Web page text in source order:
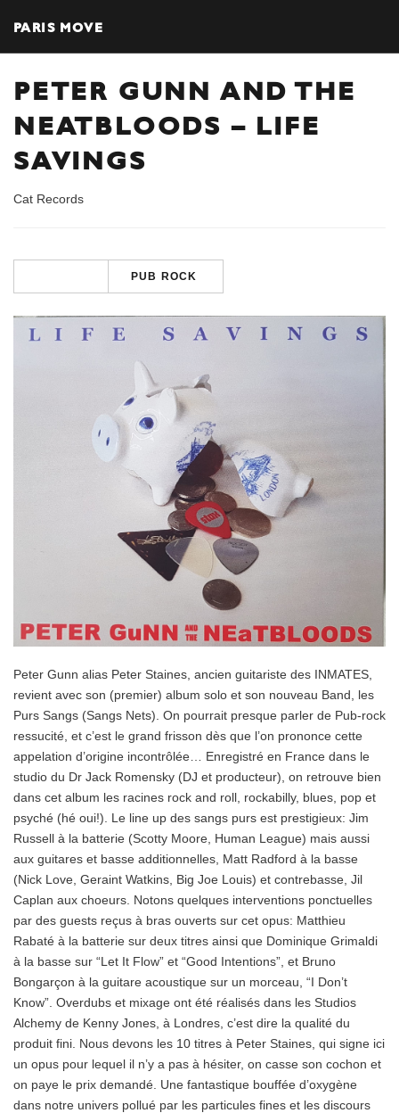
PARIS MOVE
PETER GUNN AND THE
NEATBLOODS – LIFE
SAVINGS
Cat Records
PUB ROCK
Peter Gunn alias Peter Staines, ancien guitariste des INMATES,
revient avec son (premier) album solo et son nouveau Band, les
Purs Sangs (Sangs Nets). On pourrait presque parler de Pub-rock
ressucité, et c’est le grand frisson dès que l’on prononce cette
appelation d’origine incontrôlée… Enregistré en France dans le
studio du Dr Jack Romensky (DJ et producteur), on retrouve bien
dans cet album les racines rock and roll, rockabilly, blues, pop et
psyché (hé oui!). Le line up des sangs purs est prestigieux: Jim
Russell à la batterie (Scotty Moore, Human League) mais aussi
aux guitares et basse additionnelles, Matt Radford à la basse
(Nick Love, Geraint Watkins, Big Joe Louis) et contrebasse, Jil
Caplan aux choeurs. Notons quelques interventions ponctuelles
par des guests reçus à bras ouverts sur cet opus: Matthieu
Rabaté à la batterie sur deux titres ainsi que Dominique Grimaldi
à la basse sur “Let It Flow” et “Good Intentions”, et Bruno
Bongarçon à la guitare acoustique sur un morceau, “I Don’t
Know”. Overdubs et mixage ont été réalisés dans les Studios
Alchemy de Kenny Jones, à Londres, c’est dire la qualité du
produit fini. Nous devons les 10 titres à Peter Staines, qui signe ici
un opus pour lequel il n’y a pas à hésiter, on casse son cochon et
on paye le prix demandé. Une fantastique bouffée d’oxygène
dans notre univers pollué par les particules fines et les discours